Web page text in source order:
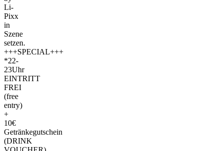
Li-
Pixx
in
Szene
setzen.
+++SPECIAL+++
*22-
23Uhr
EINTRITT
FREI
(free
entry)
+
10€
Getränkegutschein
(DRINK